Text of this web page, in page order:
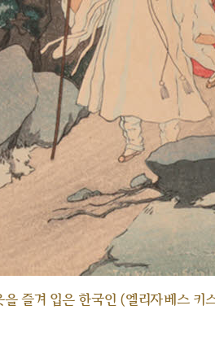
을 즐겨 입은 한국인 (엘리자베스 키